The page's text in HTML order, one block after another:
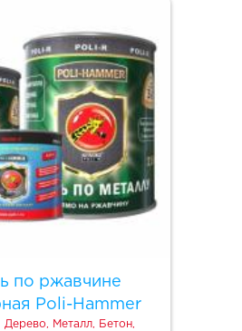
по ржавчине
Poli-Hammer
Дерево, Металл, Бетон,